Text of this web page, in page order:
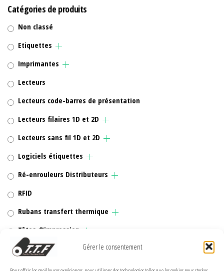
Gérer le consentement
Catégories de produits
Non classé
Etiquettes
Imprimantes
Lecteurs
Lecteurs code-barres de présentation
Lecteurs filaires 1D et 2D
Lecteurs sans fil 1D et 2D
Logiciels étiquettes
Ré-enrouleurs Distributeurs
RFID
Rubans transfert thermique
Têtes d'impression